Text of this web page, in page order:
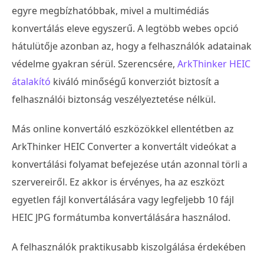
egyre megbízhatóbbak, mivel a multimédiás
konvertálás eleve egyszerű. A legtöbb webes opció
hátulütője azonban az, hogy a felhasználók adatainak
védelme gyakran sérül. Szerencsére, ArkThinker HEIC
átalakító kiváló minőségű konverziót biztosít a
felhasználói biztonság veszélyeztetése nélkül.
Más online konvertáló eszközökkel ellentétben az
ArkThinker HEIC Converter a konvertált videókat a
konvertálási folyamat befejezése után azonnal törli a
szervereiről. Ez akkor is érvényes, ha az eszközt
egyetlen fájl konvertálására vagy legfeljebb 10 fájl
HEIC JPG formátumba konvertálására használod.
A felhasználók praktikusabb kiszolgálása érdekében